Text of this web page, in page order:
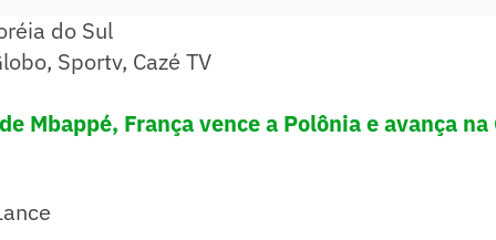
do Sul
Sportv, Cazé TV
Mbappé, França vence a Polônia e avança na